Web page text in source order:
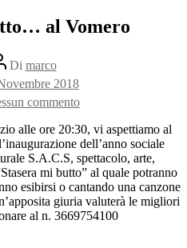
al Vomero
Di marco
2018
commento
Stasera
mi
butto…
al
Vomero
alle ore 20:30, vi aspettiamo al
dell’anno sociale
S.A.C.S, spettacolo, arte,
mi butto” al quale potranno
esibirsi o cantando una canzone
giuria valuterà le migliori
al n. 3669754100